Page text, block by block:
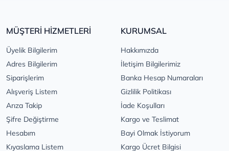
MÜŞTERİ HİZMETLERİ
Üyelik Bilgilerim
Adres Bilgilerim
Siparişlerim
Alışveriş Listem
Arıza Takip
Şifre Değiştirme
Hesabım
Kıyaslama Listem
KURUMSAL
Hakkımızda
İletişim Bilgilerimiz
Banka Hesap Numaraları
Gizlilik Politikası
İade Koşulları
Kargo ve Teslimat
Bayi Olmak İstiyorum
Kargo Ücret Bilgisi